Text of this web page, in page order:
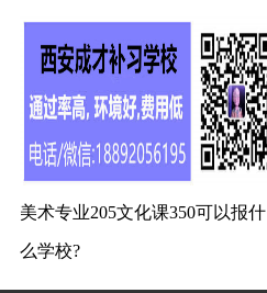
美术专业205文化课350可以报什
么学校?